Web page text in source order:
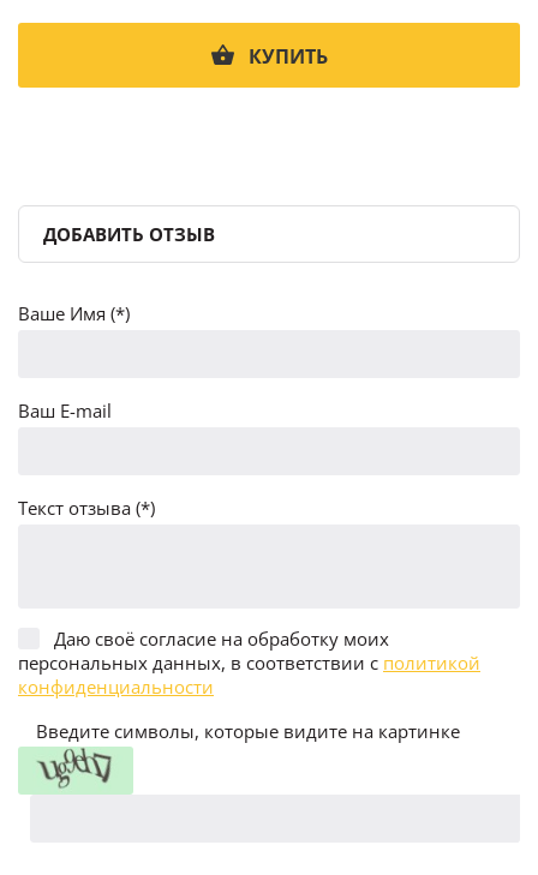
КУПИТЬ
ДОБАВИТЬ ОТЗЫВ
Ваше Имя (*)
Ваш E-mail
Текст отзыва (*)
Даю своё согласие на обработку моих
персональных данных, в соответствии с политикой
конфиденциальности
Введите символы, которые видите на картинке